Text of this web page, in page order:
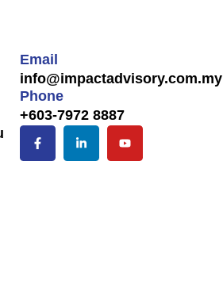
Email
info@impactadvisory.com.my
Phone
+603-7972 8887